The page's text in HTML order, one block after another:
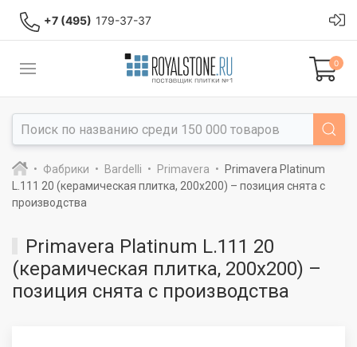
+7 (495) 179-37-37
0
Фабрики Bardelli Primavera
Primavera Platinum
L.111 20 (керамическая плитка, 200x200) – позиция снята с
производства
Primavera Platinum L.111 20
(керамическая плитка, 200x200) –
позиция снята с производства